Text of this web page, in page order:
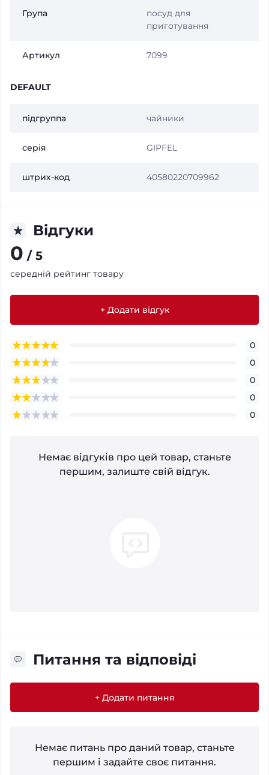
Група
посуд для
приготування
Артикул 7099
DEFAULT
підгруппа чайники
серія GIPFEL
штрих-код 40580220709962
Відгуки
0 / 5
середній рейтинг товару
+ Додати відгук
0
0
0
0
0
Немає відгуків про цей товар, станьте
першим, залиште свій відгук.
Питання та відповіді
+ Додати питання
Немає питань про даний товар, станьте
першим і задайте своє питання.